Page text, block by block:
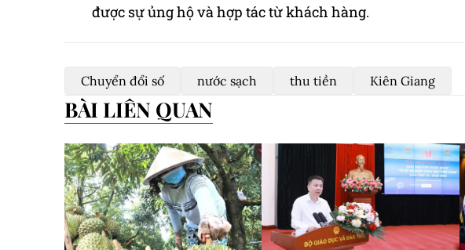
được sự ủng hộ và hợp tác từ khách hàng.
Chuyển đổi số nước sạch thu tiền Kiên Giang
BÀI LIÊN QUAN